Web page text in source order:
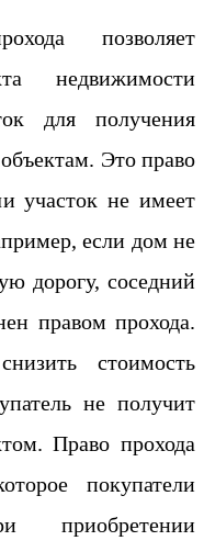
позволяет
недвижимости
для получения
Это право
участок не имеет
если дом не
дорогу, соседний
правом прохода.
стоимость
не получит
Право прохода
покупатели
приобретении